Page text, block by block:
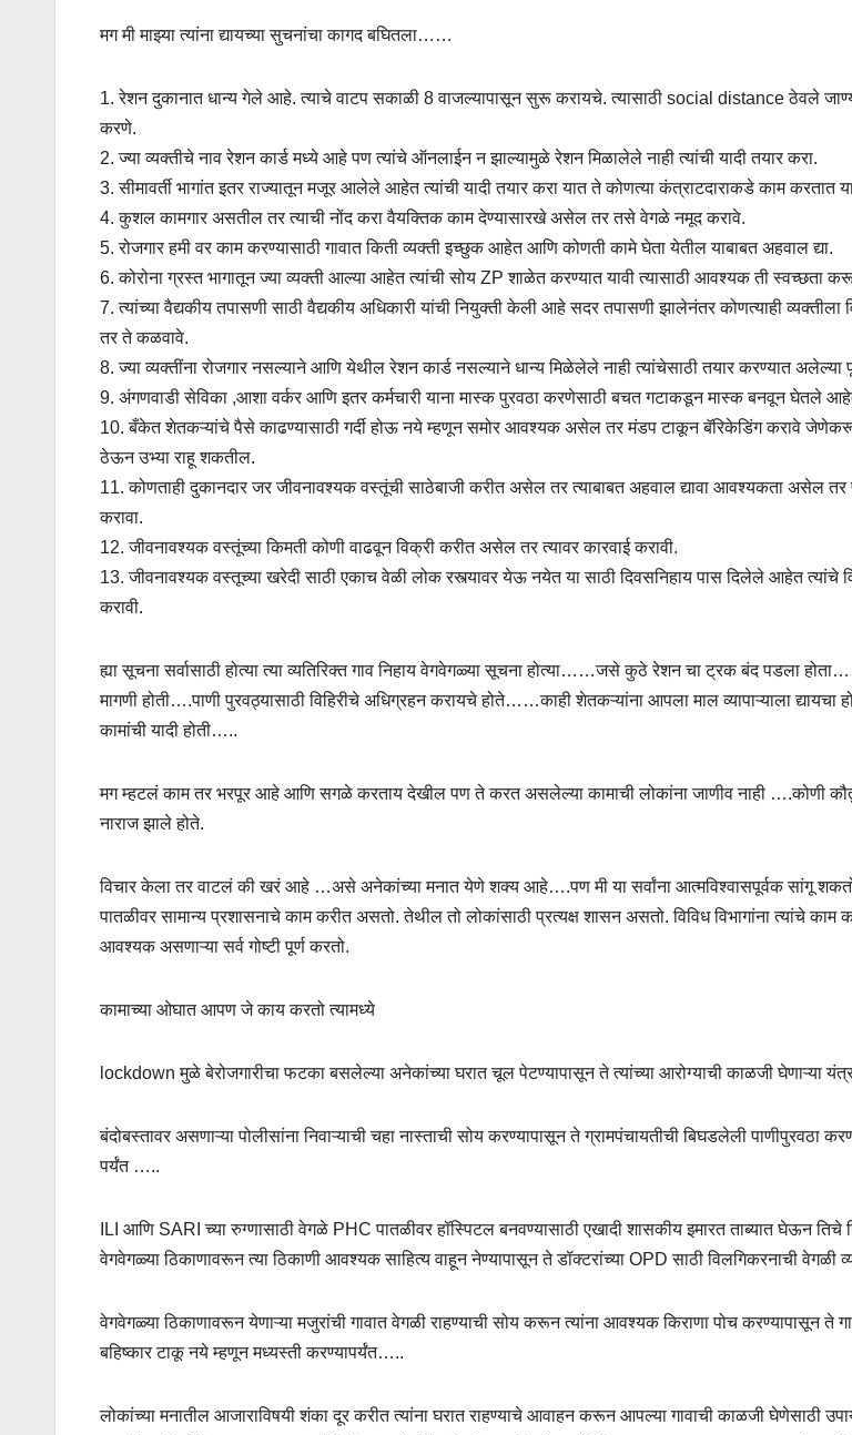
मग मी माझ्या त्यांना द्यायच्या सुचनांचा कागद बघितला……
1. रेशन दुकानात धान्य गेले आहे. त्याचे वाटप सकाळी 8 वाजल्यापासून सुरू करायचे. त्यासाठी social distance ठेवले
करणे.
2. ज्या व्यक्तीचे नाव रेशन कार्ड मध्ये आहे पण त्यांचे ऑनलाईन न झाल्यामुळे रेशन मिळालेले नाही त्यांची यादी तयार करा.
3. सीमावर्ती भागांत इतर राज्यातून मजूर आलेले आहेत त्यांची यादी तयार करा यात ते कोणत्या कंत्राटदाराकडे काम करतात
4. कुशल कामगार असतील तर त्याची नोंद करा वैयक्तिक काम देण्यासारखे असेल तर तसे वेगळे नमूद करावे.
5. रोजगार हमी वर काम करण्यासाठी गावात किती व्यक्ती इच्छुक आहेत आणि कोणती कामे घेता येतील याबाबत अहवाल द्या.
6. कोरोना ग्रस्त भागातून ज्या व्यक्ती आल्या आहेत त्यांची सोय ZP शाळेत करण्यात यावी त्यासाठी आवश्यक ती स्वच्छता
7. त्यांच्या वैद्यकीय तपासणी साठी वैद्यकीय अधिकारी यांची नियुक्ती केली आहे सदर तपासणी झालेनंतर कोणत्याही
तर ते कळवावे.
8. ज्या व्यक्तींना रोजगार नसल्याने आणि येथील रेशन कार्ड नसल्याने धान्य मिळेलेले नाही त्यांचेसाठी तयार करण्यात
9. अंगणवाडी सेविका ,आशा वर्कर आणि इतर कर्मचारी याना मास्क पुरवठा करणेसाठी बचत गटाकडून मास्क बनवून घेतले
10. बँकेत शेतकऱ्यांचे पैसे काढण्यासाठी गर्दी होऊ नये म्हणून समोर आवश्यक असेल तर मंडप टाकून बॅरिकेडिंग करावे
ठेऊन उभ्या राहू शकतील.
11. कोणताही दुकानदार जर जीवनावश्यक वस्तूंची साठेबाजी करीत असेल तर त्याबाबत अहवाल द्यावा आवश्यकता असेल तर
करावा.
12. जीवनावश्यक वस्तूंच्या किमती कोणी वाढवून विक्री करीत असेल तर त्यावर कारवाई करावी.
13. जीवनावश्यक वस्तूच्या खरेदी साठी एकाच वेळी लोक रस्त्यावर येऊ नयेत या साठी दिवसनिहाय पास दिलेले आहेत त्यांचे
करावी.
ह्या सूचना सर्वासाठी होत्या त्या व्यतिरिक्त गाव निहाय वेगवेगळ्या सूचना होत्या……जसे कुठे रेशन चा ट्रक बंद पडला
मागणी होती….पाणी पुरवठ्यासाठी विहिरीचे अधिग्रहन करायचे होते……काही शेतकऱ्यांना आपला माल व्यापाऱ्याला
कामांची यादी होती…..
मग म्हटलं काम तर भरपूर आहे आणि सगळे करताय देखील पण ते करत असलेल्या कामाची लोकांना जाणीव नाही ….कोणी
नाराज झाले होते.
विचार केला तर वाटलं की खरं आहे …असे अनेकांच्या मनात येणे शक्य आहे….पण मी या सर्वांना आत्मविश्वासपूर्वक सांगू
पातळीवर सामान्य प्रशासनाचे काम करीत असतो. तेथील तो लोकांसाठी प्रत्यक्ष शासन असतो. विविध विभागांना त्यांचे काम
आवश्यक असणाऱ्या सर्व गोष्टी पूर्ण करतो.
कामाच्या ओघात आपण जे काय करतो त्यामध्ये
lockdown मुळे बेरोजगारीचा फटका बसलेल्या अनेकांच्या घरात चूल पेटण्यापासून ते त्यांच्या आरोग्याची काळजी घेणाऱ्या
बंदोबस्तावर असणाऱ्या पोलीसांना निवाऱ्याची चहा नास्ताची सोय करण्यापासून ते ग्रामपंचायतीची बिघडलेली पाणीपुरवठा
पर्यंत …..
ILI आणि SARI च्या रुग्णासाठी वेगळे PHC पातळीवर हॉस्पिटल बनवण्यासाठी एखादी शासकीय इमारत ताब्यात घेऊन
वेगवेगळ्या ठिकाणावरून त्या ठिकाणी आवश्यक साहित्य वाहून नेण्यापासून ते डॉक्टरांच्या OPD साठी विलगिकरनाची वेगळी
वेगवेगळ्या ठिकाणावरून येणाऱ्या मजुरांची गावात वेगळी राहण्याची सोय करून त्यांना आवश्यक किराणा पोच करण्यापासून ते
बहिष्कार टाकू नये म्हणून मध्यस्ती करण्यापर्यंत…..
लोकांच्या मनातील आजाराविषयी शंका दूर करीत त्यांना घरात राहण्याचे आवाहन करून आपल्या गावाची काळजी घेणेसाठी